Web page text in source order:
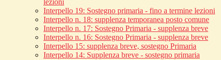
lezioni
Interpello 19: Sostegno primaria - fino a termine lezioni
Interpello n. 18: supplenza temporanea posto comune
Interpello n. 17: Sostegno Primaria - supplenza breve
Interpello n. 16: Sostegno Primaria - supplenza breve
Interpello 15: supplenza breve, sostegno Primaria
Interpello 14: Supplenza breve - sostegno primaria